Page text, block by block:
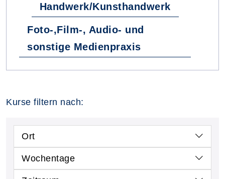
Handwerk/Kunsthandwerk
Foto-,Film-, Audio- und
sonstige Medienpraxis
Kurse filtern nach:
Ort
Wochentage